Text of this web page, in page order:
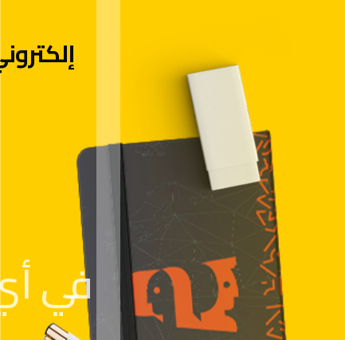
في